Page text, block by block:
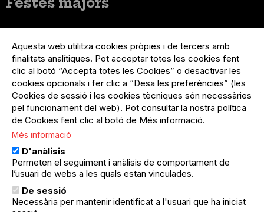
del
compte
d'usuari
Menú
usuari
no
loggat
Registre organització
Menú
Peu
Sobre el projecte
Preguntes freqüents
Contacte
Menú
Legal
Política de privacitat
Avís legal
Política de cookies
El Quèdequè no es fa responsable de les activitats
programades; en són responsables els col·lectius
Aquesta web utilitza cookies pròpies i de tercers amb
finalitats analítiques. Pot acceptar totes les cookies fent
clic al botó “Accepta totes les Cookies” o desactivar les
cookies opcionals i fer clic a “Desa les preferències” (les
Cookies de sessió i les cookies tècniques són necessàries
pel funcionament del web). Pot consultar la nostra política
de Cookies fent clic al botó de Més informació.
Més informació
D'anàlisis
Permeten el seguiment i anàlisis de comportament de
l’usuari de webs a les quals estan vinculades.
De sessió
Necessària per mantenir identificat a l'usuari que ha iniciat